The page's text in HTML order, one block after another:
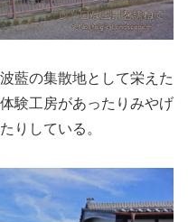
藍の集散地として栄えた
験工房があったりみやげ
りしている。